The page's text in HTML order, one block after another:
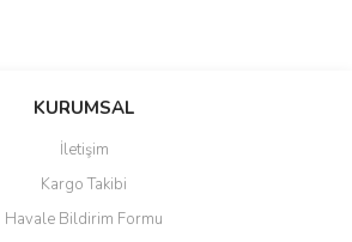
ürüne ilk yorumu siz yapın!
bozuk veya görüntülenemiyor.
eksik bilgiler bulunuyor.
KURUMSAL
İletişim
Kargo Takibi
Havale Bildirim Formu